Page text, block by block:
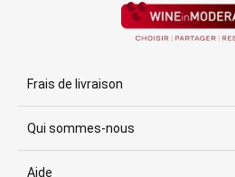
Frais de livraison
Qui sommes-nous
Aide